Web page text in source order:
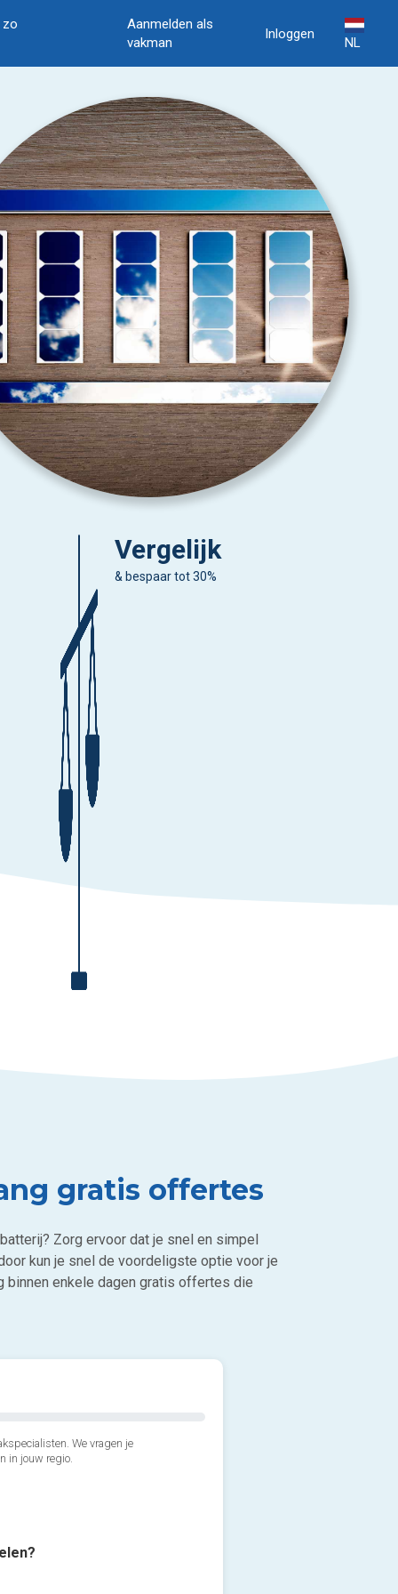
zo
Aanmelden als
vakman
Inloggen
NL
Vergelijk
& bespaar tot 30%
gratis offertes
Zorg ervoor dat je snel en simpel
kun je snel de voordeligste optie voor je
binnen enkele dagen gratis offertes die
We vragen je
in jouw regio.